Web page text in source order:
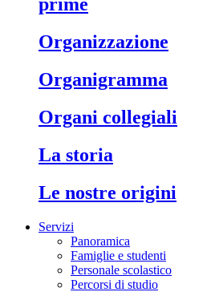
prime
organizzazione
organigramma
organi collegiali
la storia
le nostre origini
Servizi
Panoramica
Famiglie e studenti
Personale scolastico
Percorsi di studio